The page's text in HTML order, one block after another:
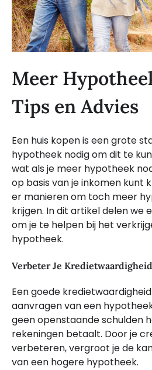
Meer
Tips en Advies
Een huis kopen is een grote
hypotheek nodig om dit te
wat als je meer hypotheek
op basis van je inkomen kunt
er manieren om toch meer
krijgen. In dit artikel delen we
om je te helpen bij het
hypotheek.
Verbeter Je Kredietwaardigheid
Een goede
aanvragen van een
geen openstaande schulden
rekeningen betaalt. Door je
verbeteren, vergroot je de
van een hogere hypotheek.